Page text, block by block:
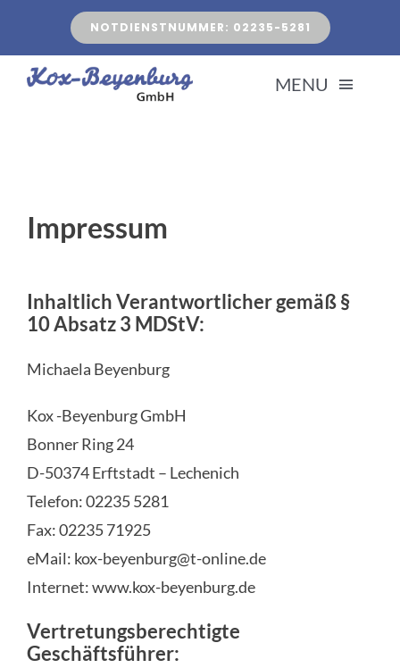
springen
NOTDIENSTNUMMER: 02235-5281
MENU
Impressum
Inhaltlich Verantwortlicher gemäß §
10 Absatz 3 MDStV:
Michaela Beyenburg
Kox -Beyenburg GmbH
Bonner Ring 24
D-50374 Erftstadt – Lechenich
Telefon: 02235 5281
Fax: 02235 71925
eMail: kox-beyenburg@t-online.de
Internet: www.kox-beyenburg.de
Vertretungsberechtigte
Geschäftsführer: